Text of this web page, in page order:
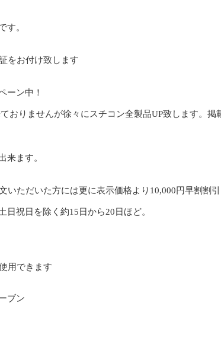
す。
をお付け致します
ーン中！
おりませんが徐々にスチコン全製品UP致します。
来ます。
いただいた方には更に表示価格より10,000円早割割
祝日を除く約15日から20日ほど。
用できます
ブン